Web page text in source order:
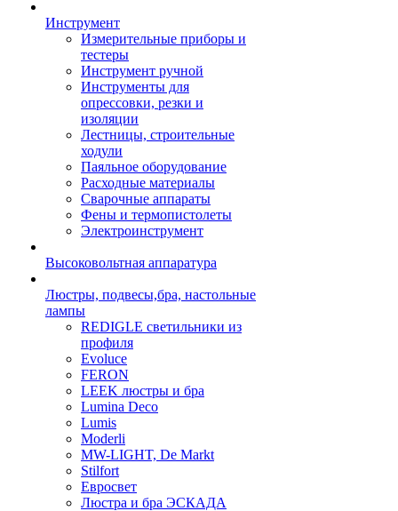
Инструмент
Измерительные приборы и
тестеры
Инструмент ручной
Инструменты для
опрессовки, резки и
изоляции
Лестницы, строительные
ходули
Паяльное оборудование
Расходные материалы
Сварочные аппараты
Фены и термопистолеты
Электроинструмент
Высоковольтная аппаратура
Люстры, подвесы,бра, настольные
лампы
REDIGLE светильники из
профиля
Evoluce
FERON
LEEK люстры и бра
Lumina Deco
Lumis
Moderli
MW-LIGHT, De Markt
Stilfort
Евросвет
Люстра и бра ЭСКАДА